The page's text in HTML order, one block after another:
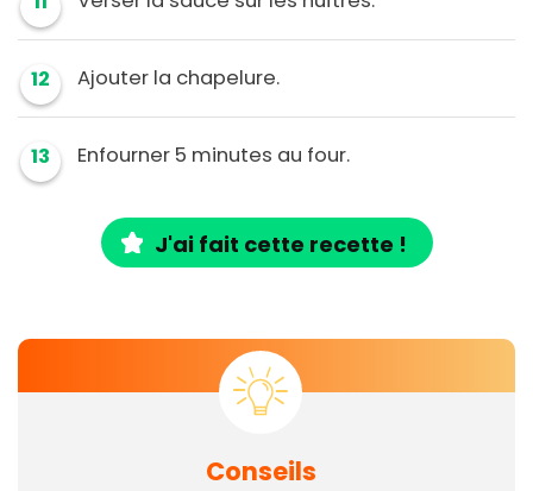
12 Ajouter la chapelure.
13 Enfourner 5 minutes au four.
J'ai fait cette recette !
Conseils